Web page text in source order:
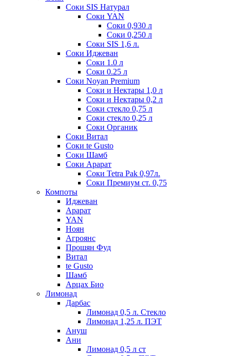
Соки SIS Натурал
Соки YAN
Соки 0,930 л
Соки 0,250 л
Соки SIS 1,6 л.
Соки Иджеван
Соки 1.0 л
Соки 0.25 л
Соки Noyan Premium
Соки и Нектары 1,0 л
Соки и Нектары 0,2 л
Соки стекло 0,75 л
Соки стекло 0,25 л
Соки Органик
Соки Витал
Соки te Gusto
Соки Шамб
Соки Арарат
Соки Tetra Pak 0,97л.
Соки Премиум ст. 0,75
Компоты
Иджеван
Арарат
YAN
Ноян
Агроянс
Прошян Фуд
Витал
te Gusto
Шамб
Арцах Био
Лимонад
Дарбас
Лимонад 0,5 л. Стекло
Лимонад 1,25 л. ПЭТ
Ануш
Ани
Лимонад 0,5 л ст